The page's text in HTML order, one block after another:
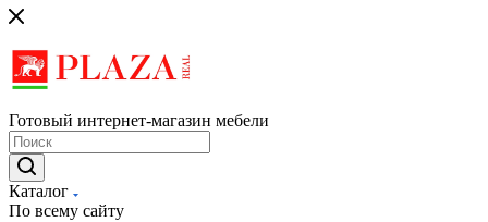
Готовый интернет-магазин мебели
Каталог
По всему сайту